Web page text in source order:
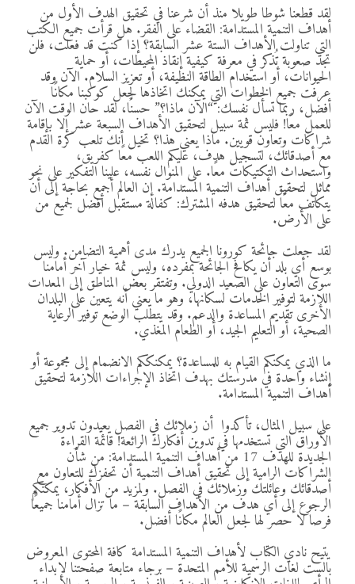
لقد قطعنا شوطا طويلا منذ أن شرعنا في تحقيق الهدف الأول من
أهداف التنمية المستدامة: القضاء على الفقر. هل قرأت جميع الكتب
التي تناولت الأهداف الستة عشر السابقة؟ إذا كنت قد فعلت، فلن
تجد صعوبة تُذكر في معرفة كيفية إنقاذ المحيطات، أو حماية
الحيوانات، أو استخدام الطاقة النظيفة، أو تعزيز السلام. الآن وقد
عرفت جميع الخطوات التي يمكنك اتخاذها لجعل كوكبنا مكانًا
أفضل، ربما تسأل نفسك: “الآن ماذا؟” حسنًا، لقد حان الوقت الآن
للعمل معًا! فليس ثمة سبيل لتحقيق الأهداف السبعة عشر إلا بإقامة
شراكات وتعاون قويين. ماذا يعني هذا؟ تخيل أنك تلعب كرة القدم
مع أصدقائك، لتسجيل هدف، عليكم اللعب معًا كفريق،
واستحداث التكتيكات معًا. على المنوال نفسه، علينا التفكير على نحو
مماثل لتحقيق أهداف التنمية المستدامة. إن العالم أجمع بحاجة إلى أن
يتكاتف معًا لتحقيق هدفه المشترك: كفالة مستقبل أفضل لجميع من
على الأرض.
لقد جعلت جائحة كورونا الجميع يدرك مدى أهمية التضامن. وليس
بوسع أي بلد أن يكافح الجائحة بمفرده، وليس ثمة خيار آخر أمامنا
سوى التعاون على الصعيد الدولي. وتفتقر بعض المناطق إلى المعدات
اللازمة لتوفير الخدمات لسكانها، وهو ما يعني أنه يتعين على البلدان
الأخرى تقديم المساعدة والدعم. وقد يتطلب الوضع توفير الرعاية
الصحية، أو التعليم الجيد، أو الطعام المغذي.
ما الذي يمكنكم القيام به للمساعدة؟ يمكنككم الانضمام إلى مجموعة أو
إنشاء واحدة في مدرستك بهدف اتخاذ الإجراءات اللازمة لتحقيق
أهداف التنمية المستدامة.
على سبيل المثال، تأكدوا أن زملائك في الفصل يعيدون تدوير جميع
الأوراق التي تستخدمها في تدوين أفكارك الرائعة! قائمة القراءة
الجديدة للهدف 17 من أهداف التنمية المستدامة: من شأن
الشراكات الرامية إلى تحقيق أهداف التنمية أن تحفزك للتعاون مع
أصدقائك وعائلتك وزملائك في الفصل. ولمزيد من الأفكار، يمكنكم
الرجوع إلى أي هدف من الأهداف السابقة – ما تزال أمامنا جميعًا
فرصا لا حصر لها لجعل العالم مكانًا أفضل.
يتيح نادي الكتاب لأهداف التنمية المستدامة كافة المحتوى المعروض
بالست لغات الرسمية للأمم المتحدة – برجاء متابعة صفحتنا لإبداء